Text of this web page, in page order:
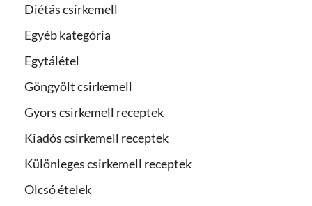
Diétás csirkemell
Egyéb kategória
Egytálétel
Göngyölt csirkemell
Gyors csirkemell receptek
Kiadós csirkemell receptek
Különleges csirkemell receptek
Olcsó ételek